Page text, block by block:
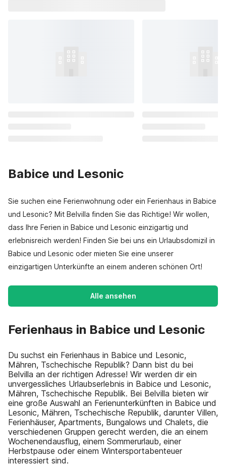
Babice und Lesonic
Sie suchen eine Ferienwohnung oder ein Ferienhaus in Babice
und Lesonic? Mit Belvilla finden Sie das Richtige! Wir wollen,
dass Ihre Ferien in Babice und Lesonic einzigartig und
erlebnisreich werden! Finden Sie bei uns ein Urlaubsdomizil in
Babice und Lesonic oder mieten Sie eine unserer
einzigartigen Unterkünfte an einem anderen schönen Ort!
Alle ansehen
Ferienhaus in Babice und Lesonic
Du suchst ein Ferienhaus in Babice und Lesonic,
Mähren, Tschechische Republik? Dann bist du bei
Belvilla an der richtigen Adresse! Wir werden dir ein
unvergessliches Urlaubserlebnis in Babice und Lesonic,
Mähren, Tschechische Republik. Bei Belvilla bieten wir
eine große Auswahl an Ferienunterkünften in Babice und
Lesonic, Mähren, Tschechische Republik, darunter Villen,
Ferienhäuser, Apartments, Bungalows und Chalets, die
verschiedenen Gruppen gerecht werden, die an einem
Wochenendausflug, einem Sommerurlaub, einer
Herbstpause oder einem Wintersportabenteuer
interessiert sind.